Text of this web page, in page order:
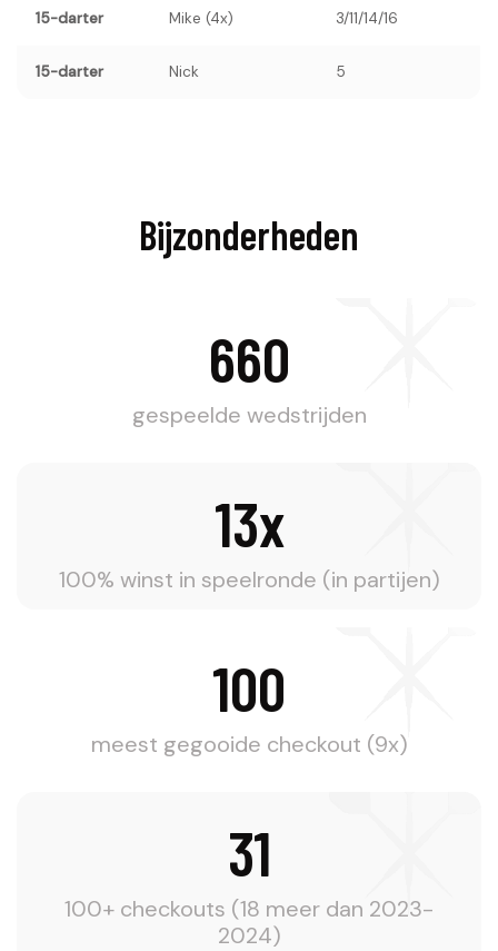
15-darter Mike (4x) 3/11/14/16
15-darter Nick 5
Bijzonderheden
660
gespeelde wedstrijden
13x
100% winst in speelronde (in partijen)
100
meest gegooide checkout (9x)
31
100+ checkouts (18 meer dan 2023-
2024)